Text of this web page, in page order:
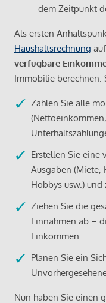
dem Zeitpunkt
Als ersten
Haushaltsrechnung
verfügbare
Immobilie berechnen.
Zählen Sie alle
Erstellen Sie eine
Ausgaben (Miete,
Hobbys usw.) und
Ziehen Sie die
Einnahmen ab –
Einkommen.
Planen Sie ein
Nun haben Sie einen